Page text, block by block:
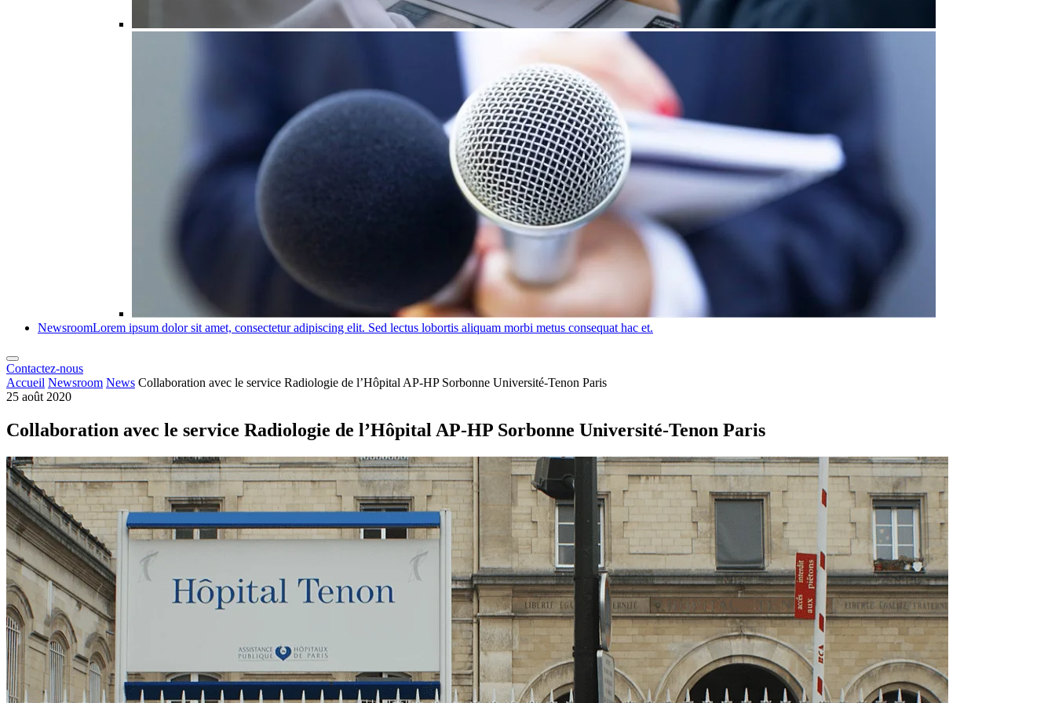
NewsroomLorem ipsum dolor sit amet, consectetur adipiscing elit. Sed lectus lobortis aliquam morbi metus consequat hac et.
Contactez-nous
Accueil Newsroom News Collaboration avec le service Radiologie de l’Hôpital AP-HP Sorbonne Université-Tenon Paris
25 août 2020
Collaboration avec le service Radiologie de l’Hôpital AP-HP Sorbonne Université-Tenon Paris